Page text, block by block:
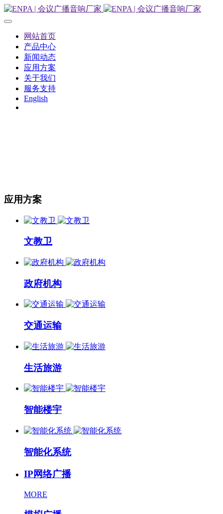
网站首页
产品中心
新闻动态
应用方案
关于我们
服务支持
English
应用方案
文教卫
政府机构
交通运输
生活旅游
智能楼宇
智能化系统
IP网络广播
MORE